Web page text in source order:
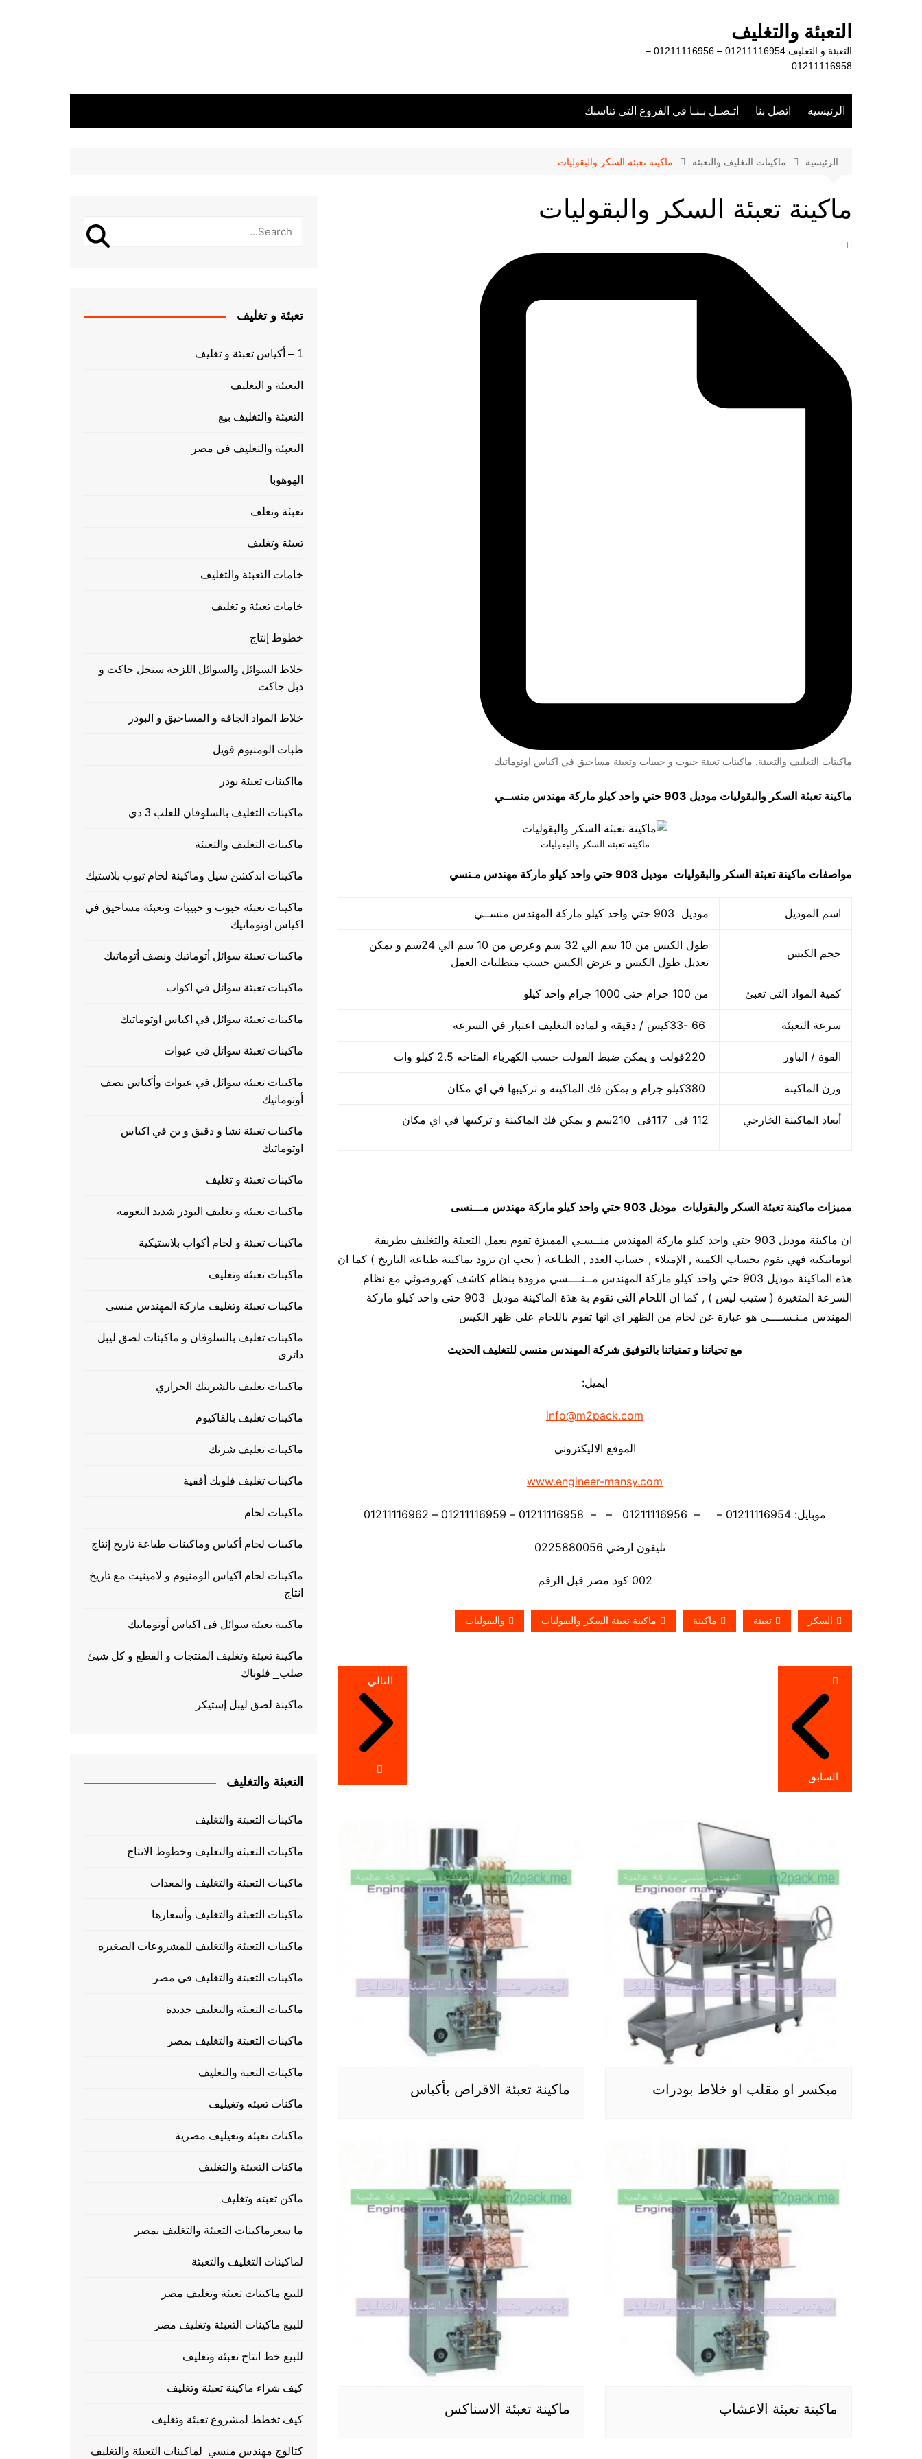
التعبئة والتغليف
التعبئة و التغليف 01211116954 – 01211116956 –
01211116958
الرئيسيه اتصل بنا اتـصـل بـنـا في الفروع التي تناسبك
الرئيسية ماكينات التغليف والتعبئة ماكينة تعبئة السكر والبقوليات
ماكينة تعبئة السكر والبقوليات
ماكينات التغليف والتعبئة ماكينات تعبئة حبوب و حبيبات وتعبئة مساحيق في اكياس اوتوماتيك
ماكينة تعبئة السكر والبقوليات موديل 903 حتي واحد كيلو ماركة مهندس منســي
ماكينة تعبئة السكر والبقوليات
مواصفات ماكينة تعبئة السكر والبقوليات موديل 903 حتي واحد كيلو ماركة مهندس مـنسي
اسم الموديل موديل 903 حتي واحد كيلو ماركة المهندس منســي
حجم الكيس
طول الكيس من 10 سم الي 32 سم وعرض من 10 سم الي 24سم و يمكن
تعديل طول الكيس و عرض الكيس حسب متطلبات العمل
كمية المواد التي تعبئ من 100 جرام حتي 1000 جرام واحد كيلو
سرعة التعبئة
القوة / الباور
وزن الماكينة
أبعاد الماكينة الخارجي 112 فى 117فى 210سم و يمكن فك الماكينة و تركيبها في اي مكان
مميزات ماكينة تعبئة السكر والبقوليات موديل 903 حتي واحد كيلو ماركة مهندس مـــنسى
ان ماكينة موديل 903 حتي واحد كيلو ماركة المهندس منــسـي المميزة تقوم بعمل التعبئة والتغليف بطريقة
اتوماتيكية فهي تقوم بحساب الكمية , الإمتلاء , حساب العدد , الطباعة ( يجب ان تزود بماكينة طباعة التاريخ ) كما ان
هذه الماكينة موديل 903 حتي واحد كيلو ماركة المهندس مــنــــسي مزودة بنظام كاشف كهروضوئي مع نظام
السرعة المتغيرة ( ستيب ليس ) , كما ان اللحام التي تقوم بة هذة الماكينة موديل 903 حتي واحد كيلو ماركة
المهندس مـنـســــي هو عبارة عن لحام من الظهر اي انها تقوم باللحام علي ظهر الكيس
مع تحياتنا و تمنياتنا بالتوفيق شركة المهندس منسي للتغليف الحديث
ايميل:
info@m2pack.com
الموقع الاليكتروني
www.engineer-mansy.com
موبايل: 01211116954 – – 01211116956 – – 01211116958 – 01211116959 – 01211116962
تليفون ارضي 0225880056
002 كود مصر قبل الرقم
السكر تعبئة ماكينة ماكينة تعبئة السكر والبقوليات والبقوليات
تصفّح
المقالات
السابق
التالي
ميكسر او مقلب او خلاط بودرات ماكينة تعبئة الاقراص بأكياس
ماكينة تعبئة الاعشاب ماكينة تعبئة الاسناكس
تعبئة و تغليف
1 – أكياس تعبئة و تغليف
التعبئة و التغليف
التعبئة والتغليف بيع
التعبئة والتغليف فى مصر
الهوهوبا
تعبئة وتغلف
تعبئة وتغليف
خامات التعبئة والتغليف
خامات تعبئة و تغليف
خطوط إنتاج
خلاط السوائل والسوائل اللزجة سنجل جاكت و
دبل جاكت
خلاط المواد الجافه و المساحيق و البودر
طبات الومنيوم فويل
مااكينات تعبئة بودر
ماكينات التغليف بالسلوفان للعلب 3 دي
ماكينات التغليف والتعبئة
ماكينات اندكشن سيل وماكينة لحام تيوب بلاستيك
ماكينات تعبئة حبوب و حبيبات وتعبئة مساحيق في
اكياس اوتوماتيك
ماكينات تعبئة سوائل أتوماتيك ونصف أتوماتيك
ماكينات تعبئة سوائل في اكواب
ماكينات تعبئة سوائل في اكياس اوتوماتيك
ماكينات تعبئة سوائل في عبوات
ماكينات تعبئة سوائل في عبوات وأكياس نصف
أوتوماتيك
ماكينات تعبئة نشا و دقيق و بن في اكياس
اوتوماتيك
ماكينات تعبئة و تغليف
ماكينات تعبئة و تغليف البودر شديد النعومه
ماكينات تعبئة و لحام أكواب بلاستيكية
ماكينات تعبئة وتغليف
ماكينات تعبئة وتغليف ماركة المهندس منسى
ماكينات تغليف بالسلوفان و ماكينات لصق ليبل
دائرى
ماكينات تغليف بالشرينك الحراري
ماكينات تغليف بالفاكيوم
ماكينات تغليف شرنك
ماكينات تغليف فلوبك أفقية
ماكينات لحام
ماكينات لحام أكياس وماكينات طباعة تاريخ إنتاج
ماكينات لحام اكياس الومنيوم و لامينيت مع تاريخ
انتاج
ماكينة تعبئة سوائل فى اكياس أوتوماتيك
ماكينة تعبئة وتغليف المنتجات و القطع و كل شيئ
صلب_ فلوباك
ماكينة لصق ليبل إستيكر
التعبئة والتغليف
ماكينات التعبئة والتغليف
ماكينات التعبئة والتغليف وخطوط الانتاج
ماكينات التعبئة والتغليف والمعدات
ماكينات التعبئة والتغليف وأسعارها
ماكينات التعبئة والتغليف للمشروعات الصغيره
ماكينات التعبئة والتغليف في مصر
ماكينات التعبئة والتغليف جديدة
ماكينات التعبئة والتغليف بمصر
ماكيتات التعبة والتغليف
ماكنات تعبئه وتغيليف
ماكنات تعبئه وتغيليف مصرية
ماكنات التعبئة والتغليف
ماكن تعبئه وتغليف
ما سعرماكينات التعبئة والتغليف بمصر
لماكينات التغليف والتعبئة
للبيع ماكينات تعبئة وتغليف مصر
للبيع ماكينات التعبئة وتغليف مصر
للبيع خط انتاج تعبئة وتغليف
كيف شراء ماكينة تعبئة وتغليف
كيف تخطط لمشروع تعبئة وتغليف
كتالوج مهندس منسي لماكينات التعبئة والتغليف